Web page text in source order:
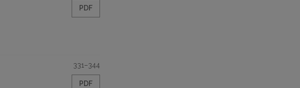
PDF
331–344
PDF